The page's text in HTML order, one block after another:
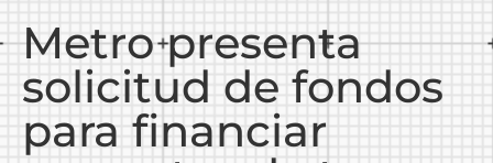
Metro presenta
solicitud de fondos
para financiar